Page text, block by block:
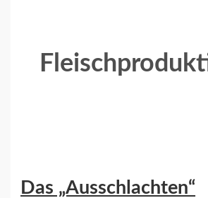
Das „Ausschlachten“